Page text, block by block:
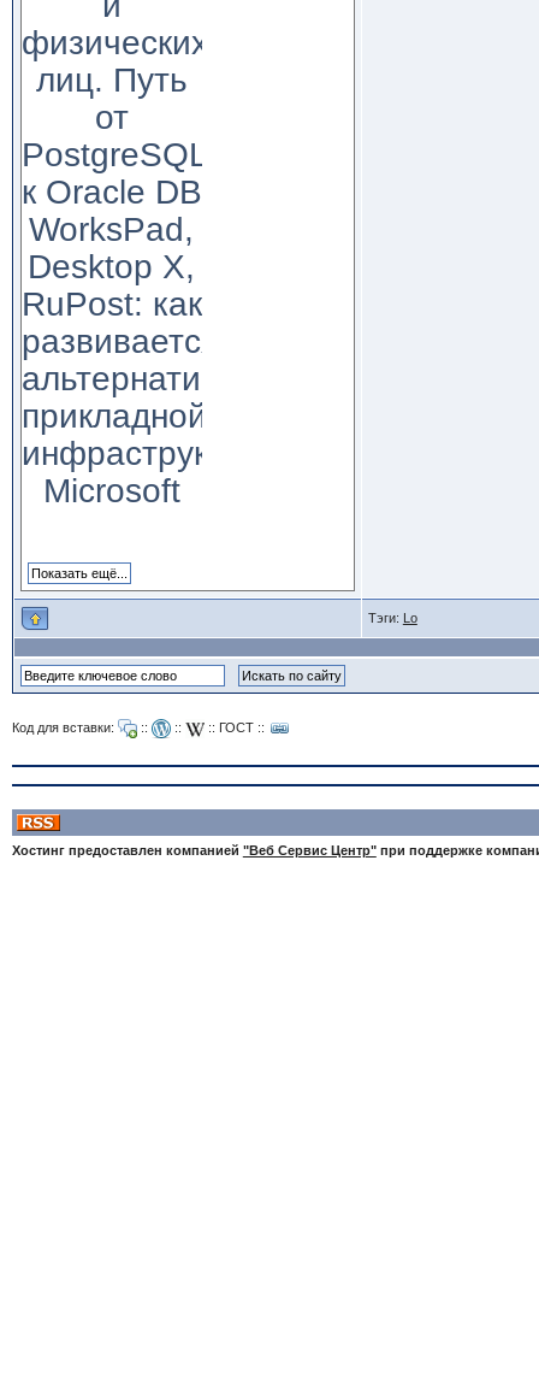
физических
лиц. Путь
от
PostgreSQL
к Oracle DB
WorksPad,
Desktop X,
RuPost: как
развивается
альтернатива
прикладной
инфраструктуре
Microsoft
Тэги: Lo
Код для вставки: :: :: :: ГОСТ::
Хостинг предоставлен компанией "Веб Сервис Центр"при поддержке